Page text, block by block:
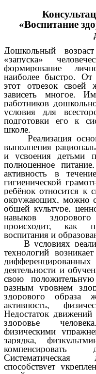
«Воспитание
Дошкольный
«запуска»
формирование
наиболее быстро. От
этот отрезок своей
зависеть многое.
работников
условия для
подготовки его к
школе.
Реализация
выполнения
и усвоения детьми
полноценное
активность в
гигиенической
ребёнок относится к
окружающих, можно
общей культуре,
навыков
происходит, как
воспитания и
В условиях
технологий
деятельности и
свою
разным уровнем
здорового образа
активность,
Недостаток движений
здоровье
физическими
зарядка,
компенсировать
Систематическая
способствует